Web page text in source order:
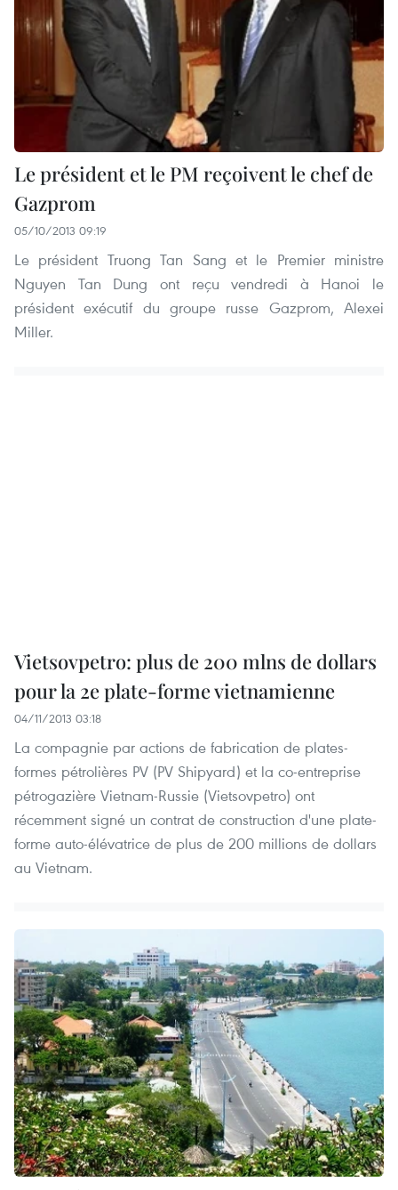
Le président et le PM reçoivent le chef de
Gazprom
05/10/2013 09:19
Le président Truong Tan Sang et le Premier ministre
Nguyen Tan Dung ont reçu vendredi à Hanoi le
président exécutif du groupe russe Gazprom, Alexei
Miller.
Vietsovpetro: plus de 200 mlns de dollars
pour la 2e plate-forme vietnamienne
04/11/2013 03:18
La compagnie par actions de fabrication de plates-
formes pétrolières PV (PV Shipyard) et la co-entreprise
pétrogazière Vietnam-Russie (Vietsovpetro) ont
récemment signé un contrat de construction d'une plate-
forme auto-élévatrice de plus de 200 millions de dollars
au Vietnam.